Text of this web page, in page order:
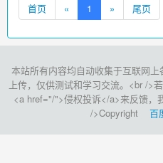
首页 « 1 » 尾页
本站所有内容均自动收集于互联网
上传，仅供测试和学习交流。<br />
<a href="/">侵权投诉</a>来反馈，
/>Copyright 百